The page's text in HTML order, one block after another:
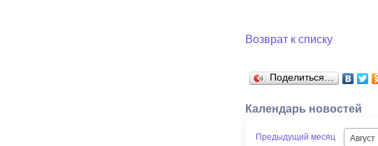
Возврат к списку
Поделиться…
Календарь новостей
Предыдущий месяц Август